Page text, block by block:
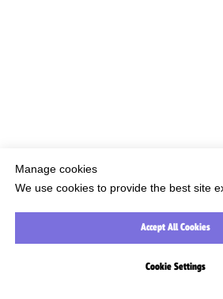
Manage cookies
We use cookies to provide the best site
Accept All Cookies
Cookie Settings